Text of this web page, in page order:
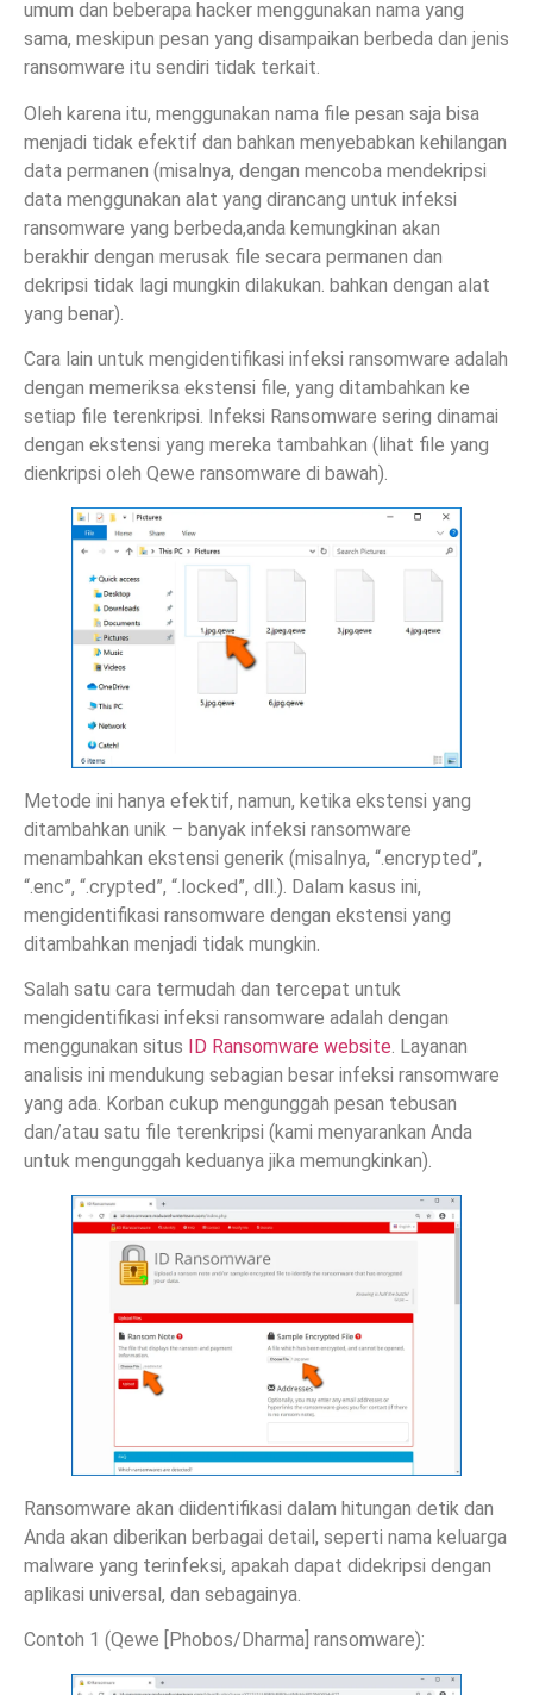
umum dan beberapa hacker menggunakan nama yang
sama, meskipun pesan yang disampaikan berbeda dan jenis
ransomware itu sendiri tidak terkait.
Oleh karena itu, menggunakan nama file pesan saja bisa
menjadi tidak efektif dan bahkan menyebabkan kehilangan
data permanen (misalnya, dengan mencoba mendekripsi
data menggunakan alat yang dirancang untuk infeksi
ransomware yang berbeda,anda kemungkinan akan
berakhir dengan merusak file secara permanen dan
dekripsi tidak lagi mungkin dilakukan. bahkan dengan alat
yang benar).
Cara lain untuk mengidentifikasi infeksi ransomware adalah
dengan memeriksa ekstensi file, yang ditambahkan ke
setiap file terenkripsi. Infeksi Ransomware sering dinamai
dengan ekstensi yang mereka tambahkan (lihat file yang
dienkripsi oleh Qewe ransomware di bawah).
Metode ini hanya efektif, namun, ketika ekstensi yang
ditambahkan unik – banyak infeksi ransomware
menambahkan ekstensi generik (misalnya, “.encrypted”,
“.enc”, “.crypted”, “.locked”, dll.). Dalam kasus ini,
mengidentifikasi ransomware dengan ekstensi yang
ditambahkan menjadi tidak mungkin.
Salah satu cara termudah dan tercepat untuk
mengidentifikasi infeksi ransomware adalah dengan
menggunakan situs ID Ransomware website. Layanan
analisis ini mendukung sebagian besar infeksi ransomware
yang ada. Korban cukup mengunggah pesan tebusan
dan/atau satu file terenkripsi (kami menyarankan Anda
untuk mengunggah keduanya jika memungkinkan).
Ransomware akan diidentifikasi dalam hitungan detik dan
Anda akan diberikan berbagai detail, seperti nama keluarga
malware yang terinfeksi, apakah dapat didekripsi dengan
aplikasi universal, dan sebagainya.
Contoh 1 (Qewe [Phobos/Dharma] ransomware):